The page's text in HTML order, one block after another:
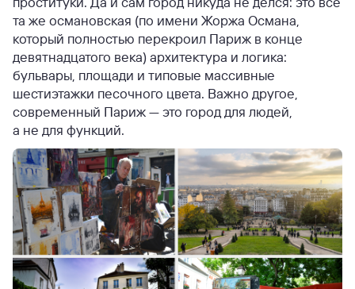
та же османовская (по имени Жоржа Османа,
который полностью перекроил Париж в конце
девятнадцатого века) архитектура и логика:
бульвары, площади и типовые массивные
шестиэтажки песочного цвета. Важно другое,
современный Париж — это город для людей,
а не для функций.